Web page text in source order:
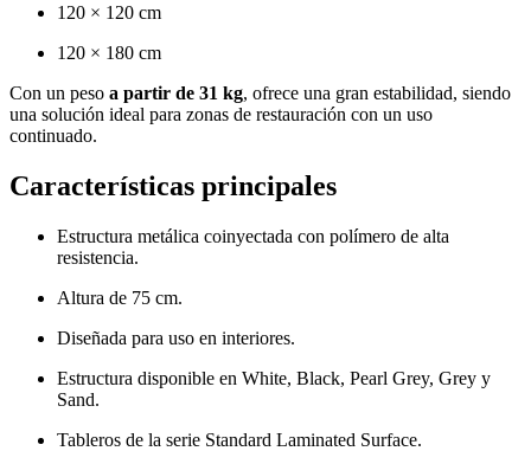
120 × 120 cm
120 × 180 cm
Con un peso a partir de 31 kg, ofrece una gran estabilidad, siendo
una solución ideal para zonas de restauración con un uso
continuado.
Características principales
Estructura metálica coinyectada con polímero de alta
resistencia.
Altura de 75 cm.
Diseñada para uso en interiores.
Estructura disponible en White, Black, Pearl Grey, Grey y
Sand.
Tableros de la serie Standard Laminated Surface.